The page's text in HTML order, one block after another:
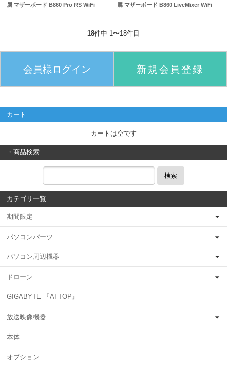
属 マザーボード B860 Pro RS WiFi
属 マザーボード B860 LiveMixer WiFi
18件中 1〜18件目
会員様ログイン 新規会員登録
カート
カートは空です
・商品検索
検索
カテゴリ一覧
期間限定
パソコンパーツ
パソコン周辺機器
ドローン
GIGABYTE 『AI TOP』
放送映像機器
本体
オプション